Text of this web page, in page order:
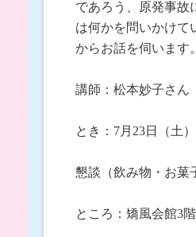
であろう、原発事故
は何かを問いかけて
からお話を伺います。
講師：松本妙子さん
とき：7月23日（土
懇談（飲み物・お菓
ところ：矯風会館3